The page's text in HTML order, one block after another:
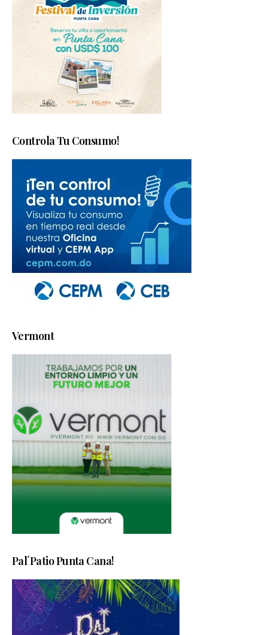
Controla Tu Consumo!
Vermont
Pal´Patio Punta Cana!